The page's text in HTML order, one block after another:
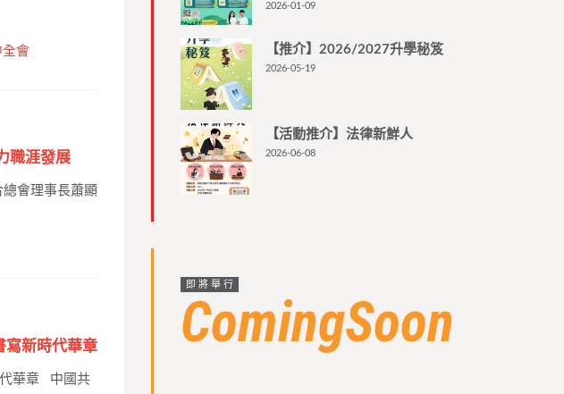
全會
職涯發展
會理事長蕭顯
寫新時代華章
代華章 中國共
2026-01-09
【推介】2026/2027升學秘笈
2026-05-19
【活動推介】法律新鮮人
2026-06-08
即將舉行
ComingSoon